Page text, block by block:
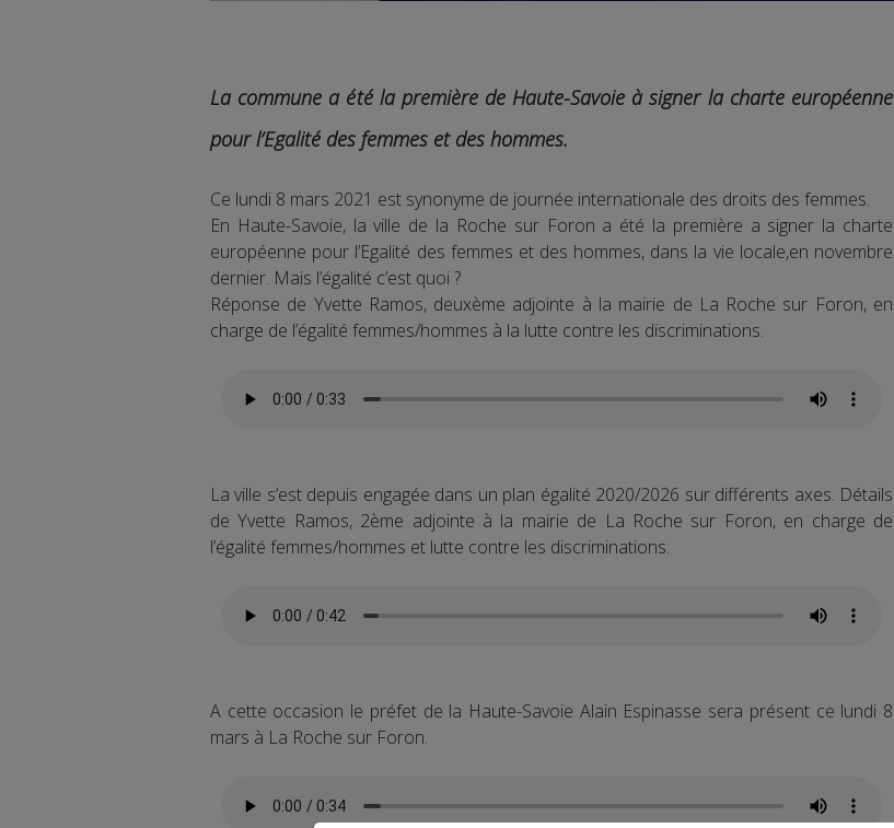
La commune a été la première de Haute-Savoie à signer la charte européenne
pour l’Egalité des femmes et des hommes.
Ce lundi 8 mars 2021 est synonyme de journée internationale des droits des femmes.
En Haute-Savoie, la ville de la Roche sur Foron a été la première a signer la charte
européenne pour l’Egalité des femmes et des hommes, dans la vie locale,en novembre
dernier. Mais l’égalité c’est quoi ?
Réponse de Yvette Ramos, deuxème adjointe à la mairie de La Roche sur Foron, en
charge de l’égalité femmes/hommes à la lutte contre les discriminations.
La ville s’est depuis engagée dans un plan égalité 2020/2026 sur différents axes. Détails
de Yvette Ramos, 2ème adjointe à la mairie de La Roche sur Foron, en charge de
l’égalité femmes/hommes et lutte contre les discriminations.
A cette occasion le préfet de la Haute-Savoie Alain Espinasse sera présent ce lundi 8
mars à La Roche sur Foron.